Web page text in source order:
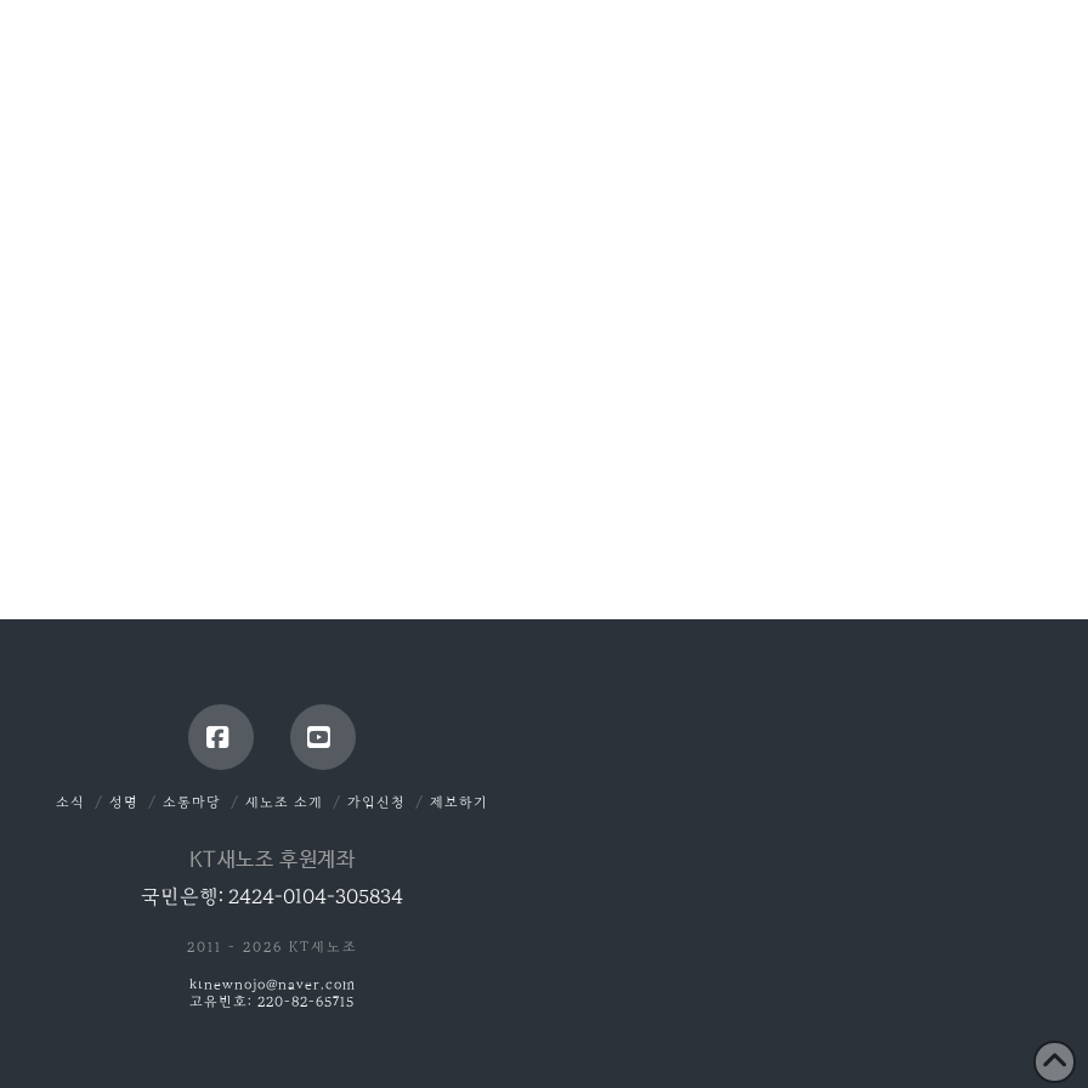
Facebook YouTube
소식 성명 소통마당 새노조 소개 가입신청 제보하기
KT새노조 후원계좌
국민은행: 2424-0104-305834
2011 - 2026 KT새노조
ktnewnojo@naver.com
고유번호: 220-82-65715